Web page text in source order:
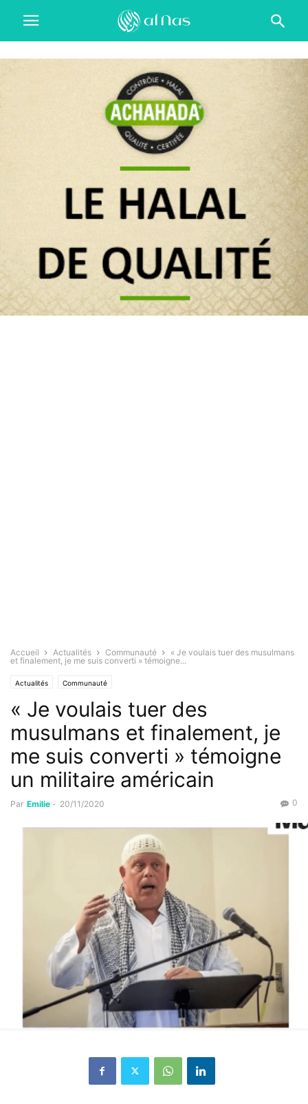
Accueil Actualités Communauté
« Je voulais tuer des musulmans
et finalement, je me suis converti » témoigne...
Actualités Communauté
« Je voulais tuer des
musulmans et finalement, je
me suis converti » témoigne
un militaire américain
Par Emilie - 20/11/2020 0